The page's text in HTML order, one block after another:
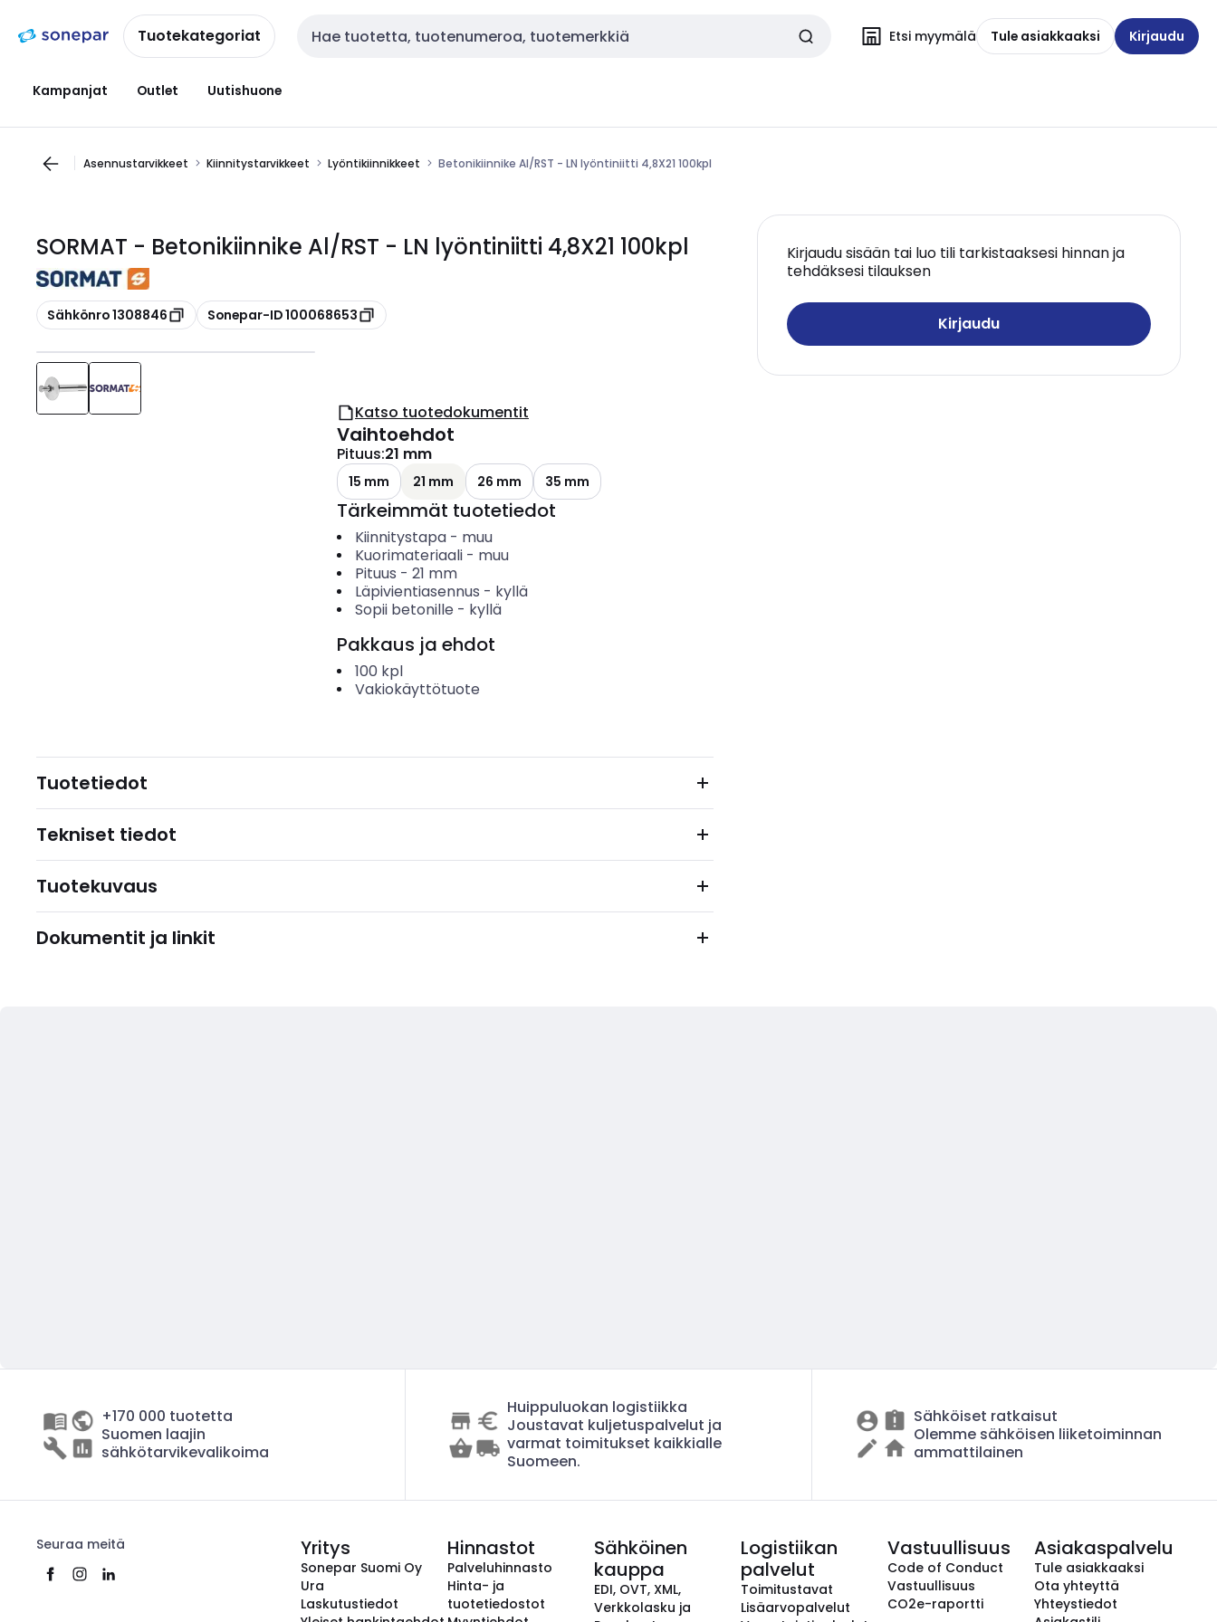
navigointiinsisältöönTuotekategoriat Haku Etsi myymälä Tule asiakkaaksi Kirjaudu
Kampanjat Outlet Uutishuone
Asennustarvikkeet Kiinnitystarvikkeet Lyöntikiinnikkeet Betonikiinnike Al/RST - LN lyöntiniitti 4,8X21 100kpl
SORMAT - Betonikiinnike Al/RST - LN lyöntiniitti 4,8X21 100kpl
Kopioi
Sähkönro 1308846 Kopioi
Sonepar-ID 100068653
Kirjaudu sisään tai luo tili tarkistaaksesi hinnan ja
tehdäksesi tilauksen
Kirjaudu
Katso tuotedokumentit
Vaihtoehdot
Pituus:21 mm
15 mm 21 mm 26 mm 35 mm
Tärkeimmät tuotetiedot
Kiinnitystapa- muu
Kuorimateriaali- muu
Pituus - 21 mm
Läpivientiasennus - kyllä
Sopii betonille - kyllä
Pakkaus ja ehdot
100 kpl
Vakiokäyttötuote
Tuotetiedot
Tekniset tiedot
Tuotekuvaus
Dokumentit ja linkit
+170 000 tuotetta
Suomen laajin
sähkötarvikevalikoima
Huippuluokan logistiikka
Joustavat kuljetuspalvelut ja
varmat toimitukset kaikkialle
Suomeen.
Sähköiset ratkaisut
Olemme sähköisen liiketoiminnan
ammattilainen
Seuraa meitä Yritys
Sonepar Suomi Oy
Ura
Laskutustiedot
Hinnastot
Palveluhinnasto
Hinta- ja
tuotetiedostot
Sähköinen
kauppa
EDI, OVT, XML,
Verkkolasku ja
Logistiikan
palvelut
Toimitustavat
Lisäarvopalvelut
Vastuullisuus
Code of Conduct
Vastuullisuus
CO2e-raportti
Asiakaspalvelu
Tule asiakkaaksi
Ota yhteyttä
Yhteystiedot